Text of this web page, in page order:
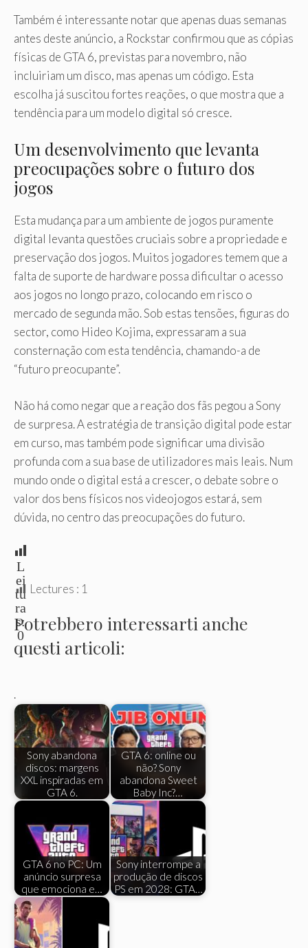
Também é interessante notar que apenas duas semanas
antes deste anúncio, a Rockstar confirmou que as cópias
físicas de GTA 6, previstas para novembro, não
incluiriam um disco, mas apenas um código. Esta
escolha já suscitou fortes reações, o que mostra que a
tendência para um modelo digital só cresce.
Um desenvolvimento que levanta
preocupações sobre o futuro dos
jogos
Esta mudança para um ambiente de jogos puramente
digital levanta questões cruciais sobre a propriedade e
preservação dos jogos. Muitos jogadores temem que a
falta de suporte de hardware possa dificultar o acesso
aos jogos no longo prazo, colocando em risco o
mercado de segunda mão. Sob estas tensões, figuras do
sector, como Hideo Kojima, expressaram a sua
consternação com esta tendência, chamando-a de
“futuro preocupante”.
Não há como negar que a reação dos fãs pegou a Sony
de surpresa. A estratégia de transição digital pode estar
em curso, mas também pode significar uma divisão
profunda com a sua base de utilizadores mais leais. Num
mundo onde o digital está a crescer, o debate sobre o
valor dos bens físicos nos videojogos estará, sem
dúvida, no centro das preocupações do futuro.
L
ei
tu
ra
s:
0
Lectures : 1
Potrebbero interessarti anche
questi articoli:
.
Sony abandona
discos: margens
XXL inspiradas em
GTA 6.
GTA 6: online ou
não? Sony
abandona Sweet
Baby Inc?…
GTA 6 no PC: Um
anúncio surpresa
que emociona e…
Sony interrompe a
produção de discos
PS em 2028: GTA…